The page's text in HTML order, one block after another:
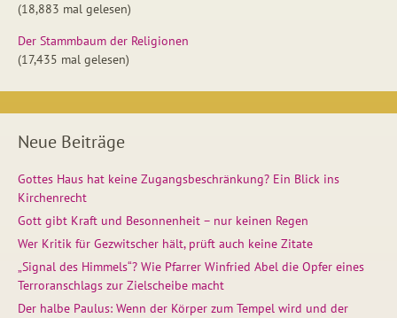
(18,883 mal gelesen)
Der Stammbaum der Religionen
(17,435 mal gelesen)
Neue Beiträge
Gottes Haus hat keine Zugangsbeschränkung? Ein Blick ins
Kirchenrecht
Gott gibt Kraft und Besonnenheit – nur keinen Regen
Wer Kritik für Gezwitscher hält, prüft auch keine Zitate
„Signal des Himmels“? Wie Pfarrer Winfried Abel die Opfer eines
Terroranschlags zur Zielscheibe macht
Der halbe Paulus: Wenn der Körper zum Tempel wird und der